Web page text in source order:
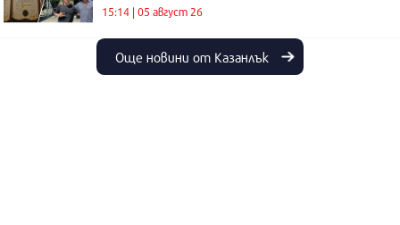
15:14 | 05 август 26
Още новини от Казанлък